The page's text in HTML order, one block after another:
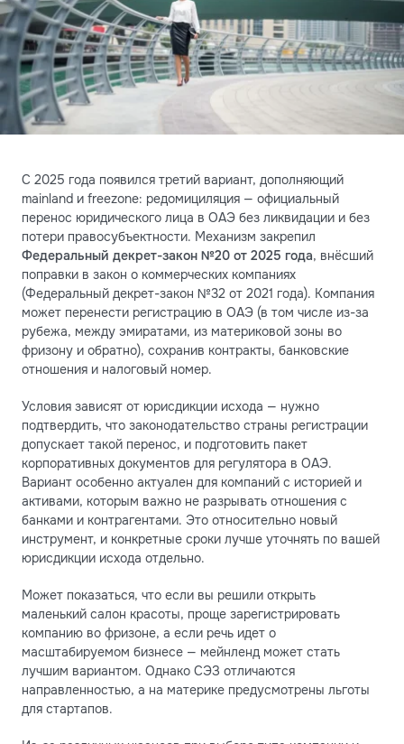
С 2025 года появился третий вариант, дополняющий
mainland и freezone: редомициляция — официальный
перенос юридического лица в ОАЭ без ликвидации и без
потери правосубъектности. Механизм закрепил
Федеральный декрет-закон №20 от 2025 года, внёсший
поправки в закон о коммерческих компаниях
(Федеральный декрет-закон №32 от 2021 года). Компания
может перенести регистрацию в ОАЭ (в том числе из-за
рубежа, между эмиратами, из материковой зоны во
фризону и обратно), сохранив контракты, банковские
отношения и налоговый номер.
Условия зависят от юрисдикции исхода — нужно
подтвердить, что законодательство страны регистрации
допускает такой перенос, и подготовить пакет
корпоративных документов для регулятора в ОАЭ.
Вариант особенно актуален для компаний с историей и
активами, которым важно не разрывать отношения с
банками и контрагентами. Это относительно новый
инструмент, и конкретные сроки лучше уточнять по вашей
юрисдикции исхода отдельно.
Может показаться, что если вы решили открыть
маленький салон красоты, проще зарегистрировать
компанию во фризоне, а если речь идет о
масштабируемом бизнесе — мейнленд может стать
лучшим вариантом. Однако СЭЗ отличаются
направленностью, а на материке предусмотрены льготы
для стартапов.